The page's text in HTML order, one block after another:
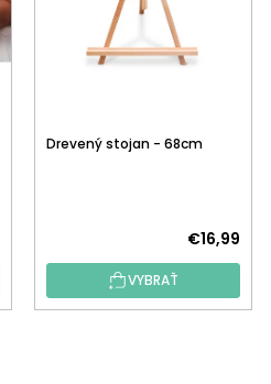
Drevený stojan - 68cm
€16,99
VYBRAŤ